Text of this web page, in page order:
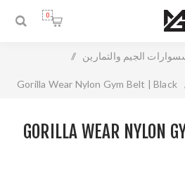
0
الجيم والتمارين /
Gorilla Wear Nylon Gym Belt | Black
GORILLA WEAR NYLON